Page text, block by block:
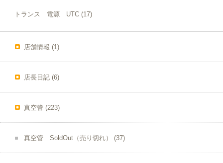
トランス 電源 UTC (17)
店舗情報 (1)
店長日記 (6)
真空管 (223)
真空管 SoldOut（売り切れ） (37)